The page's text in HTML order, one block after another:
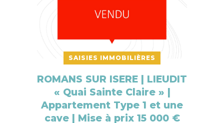
SAISIES IMMOBILIÈRES
ROMANS SUR ISERE | LIEUDIT
« Quai Sainte Claire » |
Appartement Type 1 et une
cave | Mise à prix 15 000 €